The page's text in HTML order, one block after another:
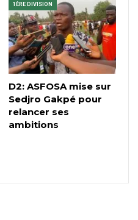
1ÈRE DIVISION
D2: ASFOSA mise sur
Sedjro Gakpé pour
relancer ses
ambitions